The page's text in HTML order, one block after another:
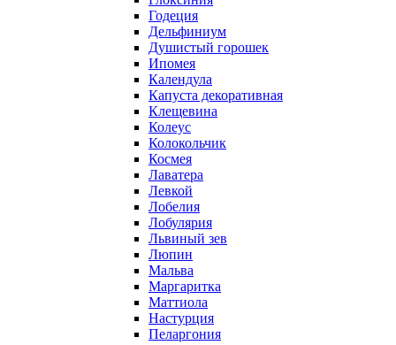
Годеция
Дельфиниум
Душистый горошек
Ипомея
Календула
Капуста декоративная
Клещевина
Колеус
Колокольчик
Космея
Лаватера
Левкой
Лобелия
Лобулярия
Львиный зев
Люпин
Мальва
Маргаритка
Маттиола
Настурция
Пеларгония